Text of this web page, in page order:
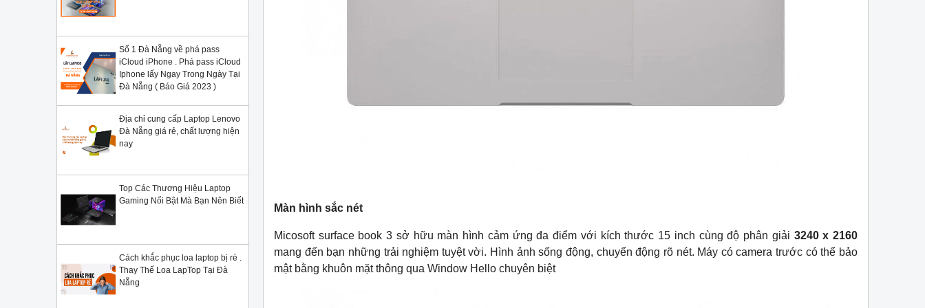
Số 1 Đà Nẵng về phá pass
iCloud iPhone . Phá pass iCloud
Iphone lấy Ngay Trong Ngày Tại
Đà Nẵng ( Báo Giá 2023 )
Địa chỉ cung cấp Laptop Lenovo
Đà Nẵng giá rẻ, chất lượng hiện
nay
Top Các Thương Hiệu Laptop
Gaming Nổi Bật Mà Bạn Nên Biết
Cách khắc phục loa laptop bị rè .
Thay Thế Loa LapTop Tại Đà
Nẵng
Màn hình sắc nét
Micosoft surface book 3 sở hữu màn hình cảm ứng đa điểm với kích thước 15 inch cùng độ phân giải 3240 x 2160
mang đến bạn những trải nghiệm tuyệt vời. Hình ảnh sống động, chuyển động rõ nét. Máy có camera trước có thể bảo
mật bằng khuôn mặt thông qua Window Hello chuyên biệt